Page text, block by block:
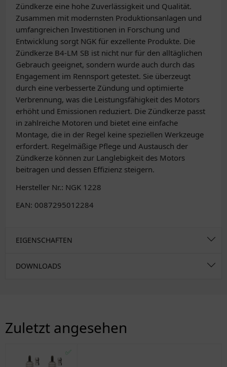
Zündkerze eine hohe Zuverlässigkeit und Qualität.
Zusammen mit modernsten Produktionsanlagen und
umfangreichen Investitionen in Forschung und
Entwicklung sorgt NGK für exzellente Produkte. Die
Zündkerze B4-LM SB ist nicht nur für den alltäglichen
Gebrauch geeignet, sondern wurde auch durch das
Engagement im Rennsport getestet. Sie überzeugt
durch eine verbesserte Zündung und optimierte
Verbrennung, was die Leistungsfähigkeit des Motors
erhöht und Emissionen reduziert. Die Zündkerze passt
in zahlreiche Motoren und bietet eine einfache
Montage, die in der Regel keine speziellen Werkzeuge
erfordert. Regelmäßige Pflege und Austausch der
Zündkerze können zur Langlebigkeit des Motors
beitragen und dessen Effizienz steigern.
Hersteller Nr.: NGK 1228
EAN: 0087295012284
EIGENSCHAFTEN
DOWNLOADS
Zuletzt angesehen
✅